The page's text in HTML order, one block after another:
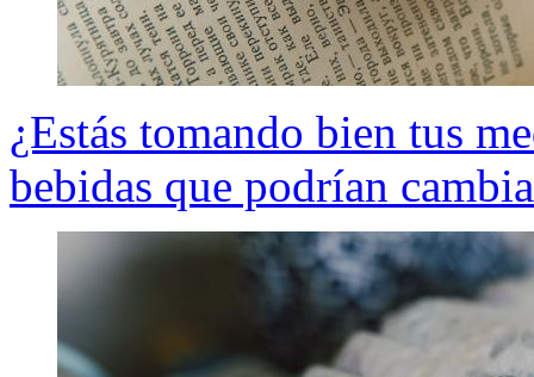
¿Estás tomando bien tus
bebidas que podrían